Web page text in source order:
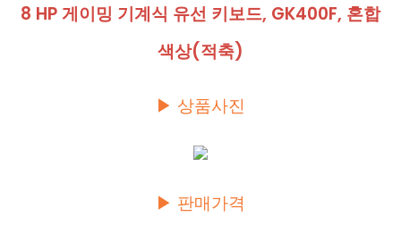
8 HP 게이밍 기계식 유선 키보드, GK400F, 혼합
색상(적축)
▶ 상품사진
▶ 판매가격